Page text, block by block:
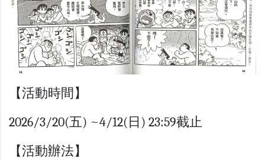
【活動時間】
2026/3/20(五) ~4/12(日) 23:59截止
【活動辦法】